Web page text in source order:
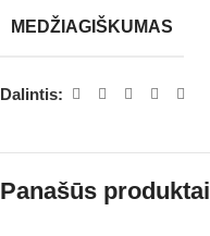
MEDŽIAGIŠKUMAS
Dalintis:
Panašūs produktai